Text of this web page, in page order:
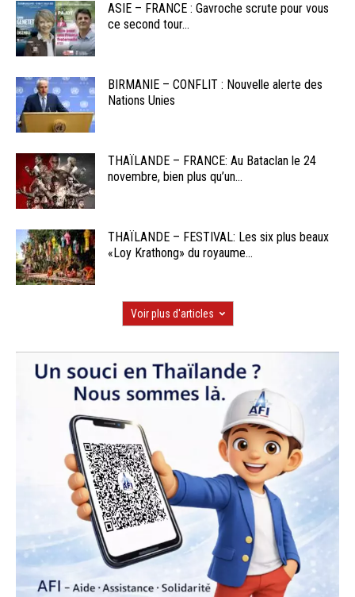
ASIE – FRANCE : Gavroche scrute pour vous
ce second tour...
BIRMANIE – CONFLIT : Nouvelle alerte des
Nations Unies
THAÏLANDE – FRANCE: Au Bataclan le 24
novembre, bien plus qu’un...
THAÏLANDE – FESTIVAL: Les six plus beaux
«Loy Krathong» du royaume...
Voir plus d'articles